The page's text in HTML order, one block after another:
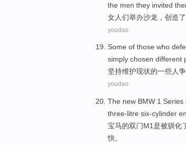
the men they invited
女人们举办沙龙 ，创造了
youdao
Some of those who
simply chosen different
坚持维护现状的一些人
youdao
The new BMW 1 Series
three-litre six-cylinder
宝马的双门M1是被驯化
快。